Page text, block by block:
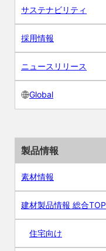
サステナビリティ
採用情報
ニュースリリース
Global
製品情報
素材情報
建材製品情報 総合TOP
住宅向け